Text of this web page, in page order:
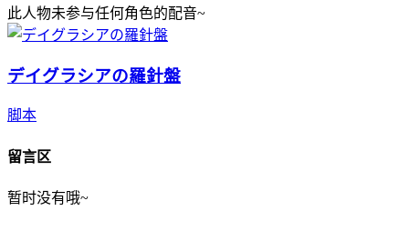
此人物未参与任何角色的配音~
デイグラシアの羅針盤
脚本
留言区
暂时没有哦~